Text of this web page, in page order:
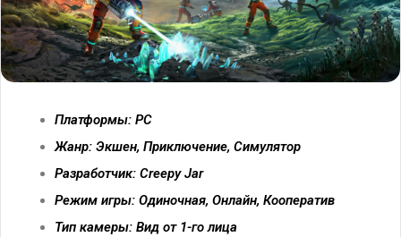
Платформы: PC
Жанр: Экшен, Приключение, Симулятор
Разработчик: Creepy Jar
Режим игры: Одиночная, Онлайн, Кооператив
Тип камеры: Вид от 1-го лица